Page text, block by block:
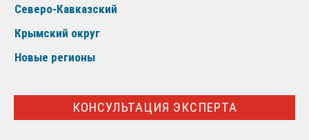
Северо-Кавказский
Крымский округ
Новые регионы
КОНСУЛЬТАЦИЯ ЭКСПЕРТА